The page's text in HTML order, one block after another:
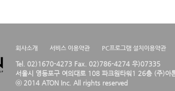
회사소개 서비스 이용약관 PC프로그램 설치이용약관
Tel. 02)1670-4273 Fax. 02)786-4274 우)07335
서울시 영등포구 여의대로 108 파크원타워1 26층 (주)아
ⓒ 2014 ATON Inc. All rights reserved